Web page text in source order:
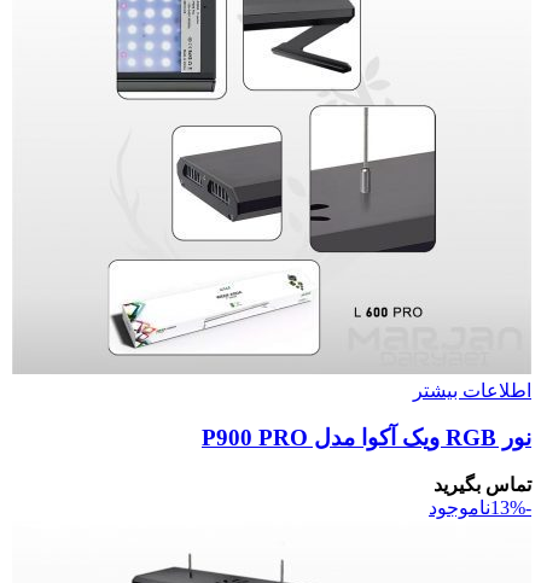
اطلاعات بیشتر
نور RGB ویک آکوا مدل P900 PRO
تماس بگیرید
-13%
ناموجود